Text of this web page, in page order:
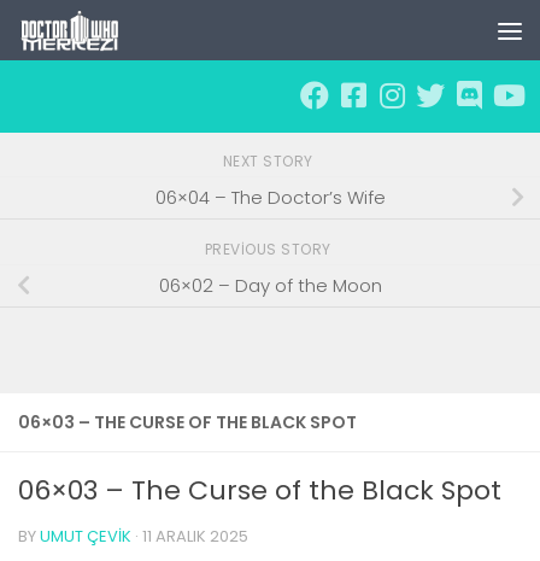
Skip to content
06×03 – THE CURSE OF THE BLACK SPOT
06×03 – The Curse of the Black Spot
BYUMUT ÇEVIK · 11 ARALIK 2025
NEXT STORY
06×04 – The Doctor’s Wife
PREVIOUS STORY
06×02 – Day of the Moon